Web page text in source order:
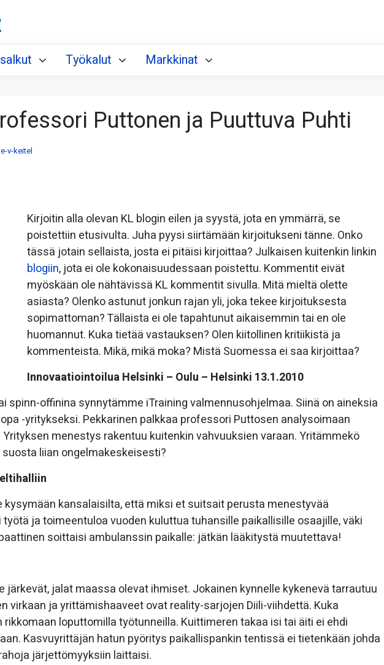
Työkalut Markkinat
Puttonen ja Puuttuva Puhti
v-keitel
Kirjoitin alla olevan KL blogin eilen ja syystä, jota en ymmärrä, se
poistettiin etusivulta. Juha pyysi siirtämään kirjoitukseni tänne. Onko
tässä jotain sellaista, josta ei pitäisi kirjoittaa? Julkaisen kuitenkin linkin
blogiin, jota ei ole kokonaisuudessaan poistettu. Kommentit eivät
myöskään ole nähtävissä KL kommentit sivulla. Mitä mieltä olette
asiasta? Olenko astunut jonkun rajan yli, joka tekee kirjoituksesta
sopimattoman? Tällaista ei ole tapahtunut aikaisemmin tai en ole
huomannut. Kuka tietää vastauksen? Olen kiitollinen kritiikistä ja
kommenteista. Mikä, mikä moka? Mistä Suomessa ei saa kirjoittaa?
Innovaatiointoilua Helsinki – Oulu – Helsinki 13.1.2010
spinn-offinina synnytämme iTraining valmennusohjelmaa. Siinä on aineksia
-yritykseksi. Pekkarinen palkkaa professori Puttosen analysoimaan
menestys rakentuu kuitenkin vahvuuksien varaan. Yritämmekö
liian ongelmakeskeisesti?
kysymään kansalaisilta, että miksi et suitsait perusta menestyvää
ja toimeentuloa vuoden kuluttua tuhansille paikallisille osaajille, väki
soittaisi ambulanssin paikalle: jätkän lääkitystä muutettava!
järkevät, jalat maassa olevat ihmiset. Jokainen kynnelle kykenevä tarrautuu
virkaan ja yrittämishaaveet ovat reality-sarjojen Diili-viihdettä. Kuka
loputtomilla työtunneilla. Kuittimeren takaa isi tai äiti ei ehdi
Kasvuyrittäjän hatun pyöritys paikallispankin tentissä ei tietenkään johda
järjettömyyksiin laittaisi.